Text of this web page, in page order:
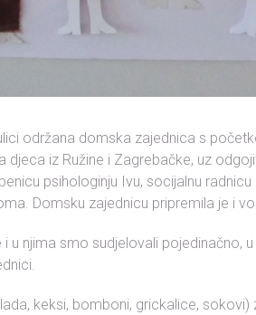
održana domska zajednica s
djeca iz Ružine i Zagrebačke, uz
psihologinju Ivu, socijalnu
Domsku zajednicu pripremila je i
u njima smo sudjelovali pojedinačno,
keksi, bomboni, grickalice, sokovi)